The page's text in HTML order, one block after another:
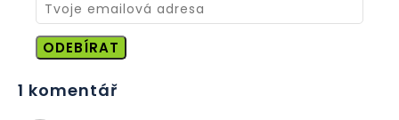
ODEBÍRAT
1 komentář